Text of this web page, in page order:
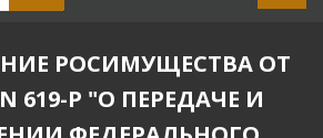
РОСИМУЩЕСТВА ОТ
N 619-Р "О ПЕРЕДАЧЕ И